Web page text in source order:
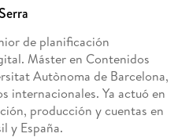
de planificación
Máster en Contenidos
Autònoma de Barcelona,
internacionales. Ya actuó en
producción y cuentas en
y España.